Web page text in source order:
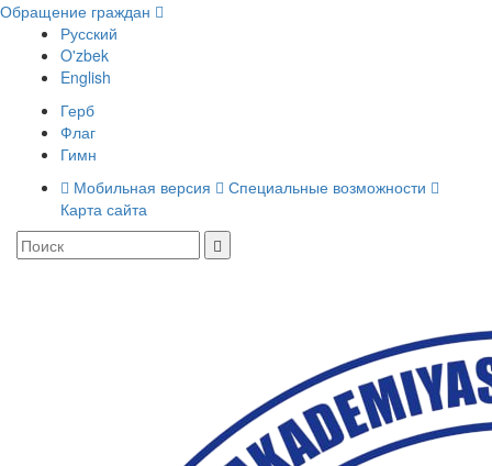
Обращение граждан
Русский
O'zbek
English
Герб
Флаг
Гимн
Мобильная версия
Специальные возможности
Карта сайта